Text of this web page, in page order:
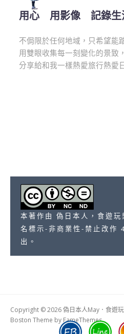
用心 用影像 記錄生
不侷限於任何地域，只希望能
用雙眼收集每一刻變化的景致
分享給和我一樣熱愛旅行熱愛
本著作由 偽日本人，食遊
名標示-非商業性-禁止改作
出。
Copyright © 2026 偽日本人May．食遊
Boston Theme by FameThemes